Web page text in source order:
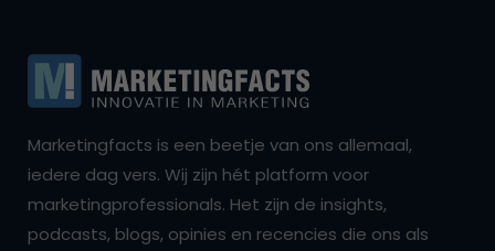
Marketingfacts is een beetje van ons allemaal,
iedere dag vers. Wij zijn hét platform voor
marketingprofessionals. Het zijn de insights,
podcasts, blogs, opinies en recencies die ons als